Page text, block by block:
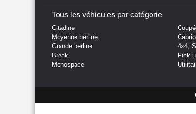
Tous les véhicules par catégorie
Citadine
Moyenne berline
Grande berline
Break
Monospace
Coupé
4x4,
Pick-